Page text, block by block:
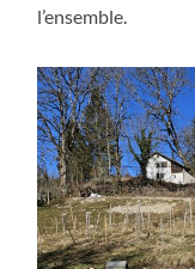
l’ensemble.